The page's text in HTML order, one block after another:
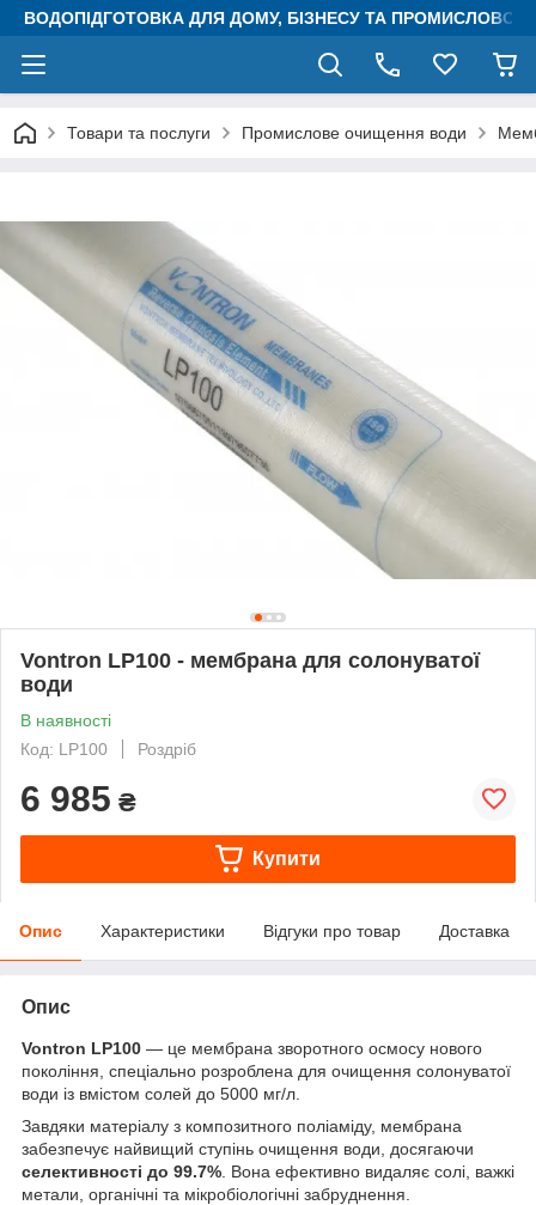
ВОДОПІДГОТОВКА ДЛЯ ДОМУ, БІЗНЕСУ ТА
Товари та послуги Промислове очищення води
Vontron LP100 - мембрана для солонуватої
води
В наявності
Код: LP100
Роздріб
6 985 ₴
Купити
Опис Характеристики Відгуки про товар Доставка
Опис
Vontron LP100 — це мембрана зворотного осмосу нового
покоління, спеціально розроблена для очищення солонуватої
води із вмістом солей до 5000 мг/л.
Завдяки матеріалу з композитного поліаміду, мембрана
забезпечує найвищий ступінь очищення води, досягаючи
селективності до 99.7% . Вона ефективно видаляє солі, важкі
метали, органічні та мікробіологічні забруднення.